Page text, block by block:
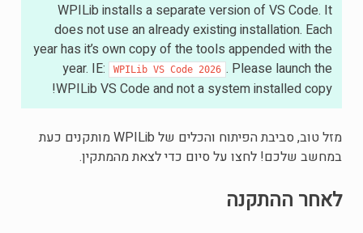
WPILib installs a separate version of VS Code. It
does not use an already existing installation. Each
year has it’s own copy of the tools appended with the
year. IE:
WPILib VS Code 2026 . Please launch the
WPILib VS Code and not a system installed copy!
מזל טוב, סביבת הפיתוח והכלים של WPILib מותקנים כעת
במחשב שלכם! לחצו על סיום כדי לצאת מהמתקין.
לאחר ההתקנה